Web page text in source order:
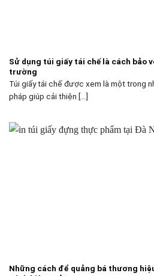
Sử dụng túi giấy tái chế là cách bảo
trường
Túi giấy tái chế được xem là một trong
pháp giúp cải thiện [...]
Những cách để quảng bá thương